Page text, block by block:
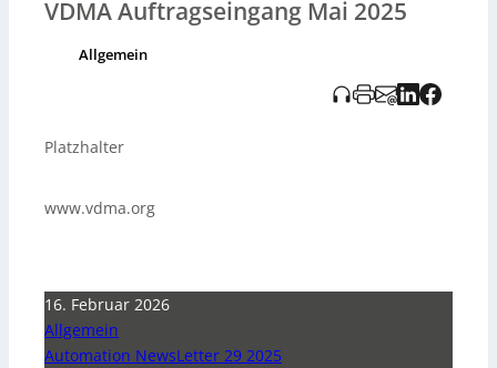
VDMA Auftragseingang Mai 2025
Allgemein
Platzhalter
www.vdma.org
16. Februar 2026
Allgemein
Automation NewsLetter 29 2025